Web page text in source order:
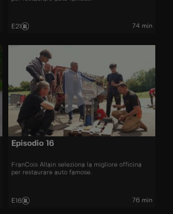
E21 74 min
Episodio 16
FranCois Allain seleziona la migliore officina
per restaurare auto famose.
E16 76 min